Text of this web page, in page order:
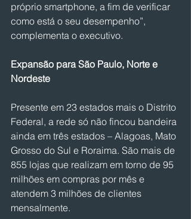
próprio smartphone, a fim de verificar
como está o seu desempenho”,
complementa o executivo.
Expansão para São Paulo, Norte e
Nordeste
Presente em 23 estados mais o Distrito
Federal, a rede só não fincou bandeira
ainda em três estados – Alagoas, Mato
Grosso do Sul e Roraima. São mais de
855 lojas que realizam em torno de 95
milhões em compras por mês e
atendem 3 milhões de clientes
mensalmente.